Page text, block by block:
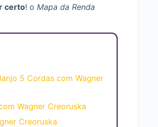
certo! o Mapa da Renda
5 Cordas com Wagner
Wagner Creoruska
Creoruska